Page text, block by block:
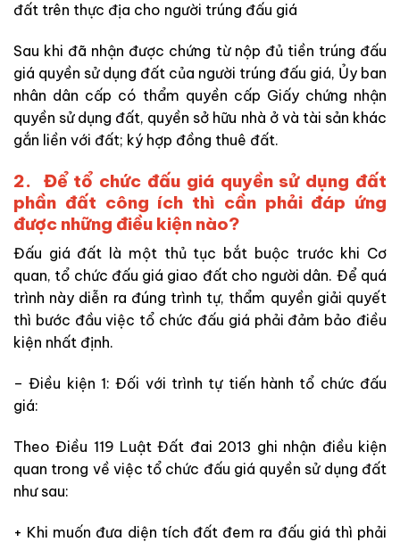
đất trên thực địa cho người trúng đấu giá
Sau khi đã nhận được chứng từ nộp đủ tiền trúng đấu
giá quyền sử dụng đất của người trúng đấu giá, Ủy ban
nhân dân cấp có thẩm quyền cấp Giấy chứng nhận
quyền sử dụng đất, quyền sở hữu nhà ở và tài sản khác
gắn liền với đất; ký hợp đồng thuê đất.
2. Để tổ chức đấu giá quyền sử dụng đất
phần đất công ích thì cần phải đáp ứng
được những điều kiện nào?
Đấu giá đất là một thủ tục bắt buộc trước khi Cơ
quan, tổ chức đấu giá giao đất cho người dân. Để quá
trình này diễn ra đúng trình tự, thẩm quyền giải quyết
thì bước đầu việc tổ chức đấu giá phải đảm bảo điều
kiện nhất định.
– Điều kiện 1: Đối với trình tự tiến hành tổ chức đấu
giá:
Theo Điều 119 Luật Đất đai 2013 ghi nhận điều kiện
quan trong về việc tổ chức đấu giá quyền sử dụng đất
như sau:
+ Khi muốn đưa diện tích đất đem ra đấu giá thì phải